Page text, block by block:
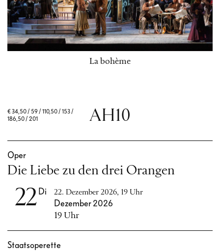
La bohème
€34,50 / 59 / 110,50 / 153 /
186,50 / 201
AH10
22 Di 22. Dezember 2026, 19 Uhr
Dezember 2026
19 Uhr
Die Liebe zu den drei Orangen
Oper
Staatsoperette